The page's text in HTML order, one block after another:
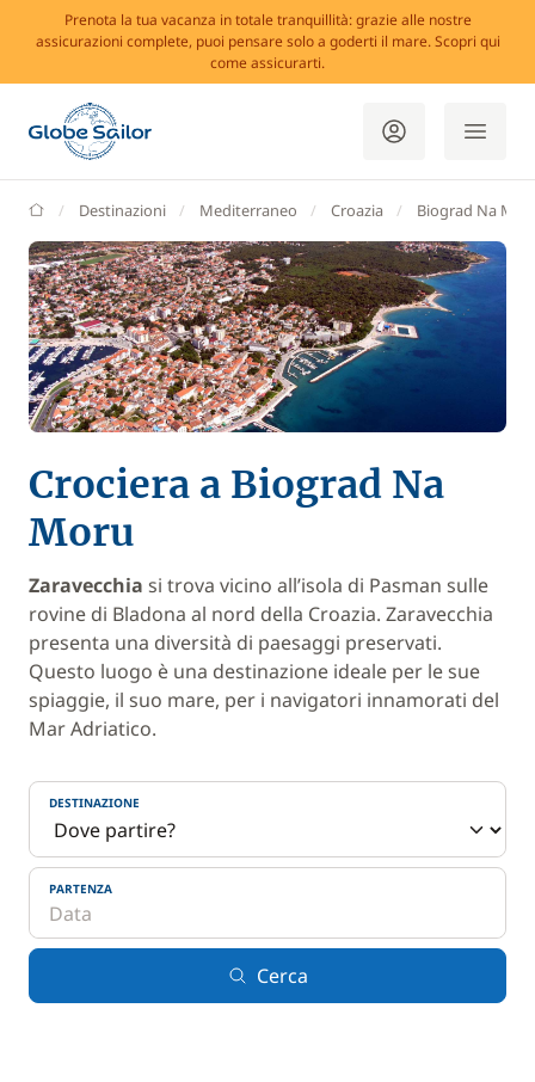
Prenota la tua vacanza in totale tranquillità: grazie alle nostre
assicurazioni complete, puoi pensare solo a goderti il mare. Scopri qui
come assicurarti.
GlobeSailor
Destinazioni Mediterraneo Croazia Biograd Na
Crociera a Biograd Na
Moru
Zaravecchia si trova vicino all’isola di Pasman sulle
rovine di Bladona al nord della Croazia. Zaravecchia
presenta una diversità di paesaggi preservati.
Questo luogo è una destinazione ideale per le sue
spiaggie, il suo mare, per i navigatori innamorati del
Mar Adriatico.
DESTINAZIONE
PARTENZA
Cerca